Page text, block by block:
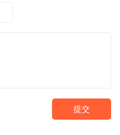
提交